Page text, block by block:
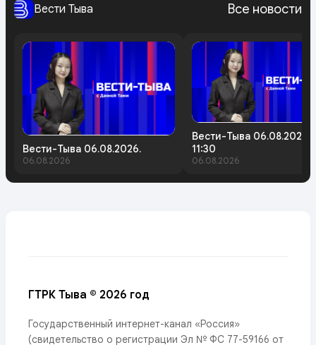
Вести Тыва Все новости
Вести-Тыва 06.08.2026.
06.08.2026
Вести-Тыва 06.08.2026.
11:30
06.08.2026
ГТРК Тыва © 2026 год
Государственный интернет-канал «Россия»
(свидетельство о регистрации Эл № ФС 77-59166 от